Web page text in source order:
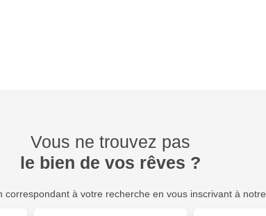
Vous ne trouvez pas
le bien de vos rêves ?
correspondant à votre recherche en vous inscrivant à